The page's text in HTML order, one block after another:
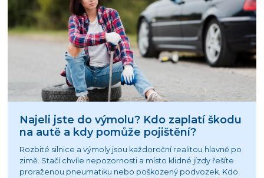
Najeli jste do výmolu? Kdo zaplatí škodu
na autě a kdy pomůže pojištění?
Rozbité silnice a výmoly jsou každoroční realitou hlavně po
zimě. Stačí chvíle nepozornosti a místo klidné jízdy řešíte
proraženou pneumatiku nebo poškozený podvozek. Kdo